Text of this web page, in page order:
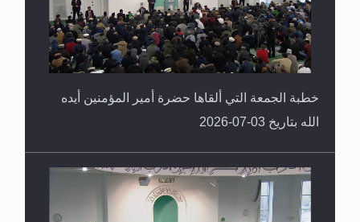
خطبة الجمعة التي ألقاها حضرة أمير المؤمنين أيده
الله بتاريخ 03-07-2026